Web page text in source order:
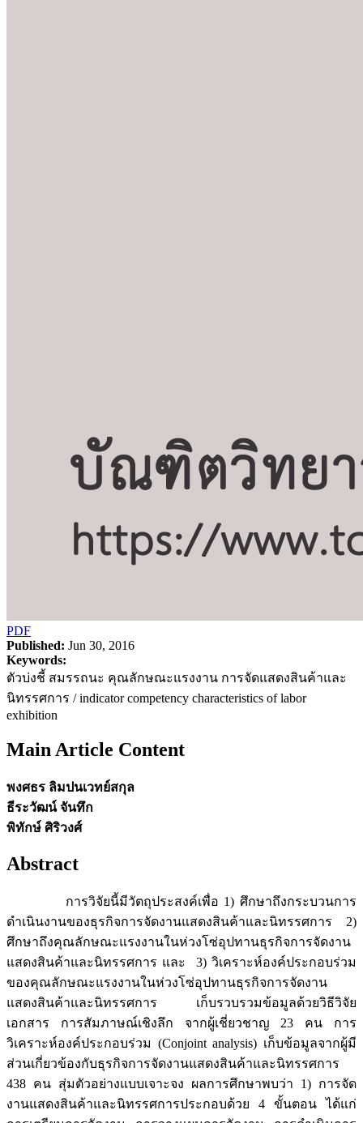
PDF
Published: Jun 30, 2016
Keywords:
ตัวบ่งชี้ สมรรถนะ คุณลักษณะแรงงาน การจัดแสดงสินค้าและ
นิทรรศการ / indicator competency characteristics of labor
exhibition
Main Article Content
พงศธร ลิมปนเวทย์สกุล
ธีระวัฒน์ จันทึก
พิทักษ์ ศิริวงศ์
Abstract
การวิจัยนี้มีวัตถุประสงค์เพื่อ 1) ศึกษาถึงกระบวนการ
ดำเนินงานของธุรกิจการจัดงานแสดงสินค้าและนิทรรศการ 2)
ศึกษาถึงคุณลักษณะแรงงานในห่วงโซ่อุปทานธุรกิจการจัดงาน
แสดงสินค้าและนิทรรศการ และ 3) วิเคราะห์องค์ประกอบร่วม
ของคุณลักษณะแรงงานในห่วงโซ่อุปทานธุรกิจการจัดงาน
แสดงสินค้าและนิทรรศการ เก็บรวบรวมข้อมูลด้วยวิธีวิจัย
เอกสาร การสัมภาษณ์เชิงลึก จากผู้เชี่ยวชาญ 23 คน การ
วิเคราะห์องค์ประกอบร่วม (Conjoint analysis) เก็บข้อมูลจากผู้มี
ส่วนเกี่ยวข้องกับธุรกิจการจัดงานแสดงสินค้าและนิทรรศการ
438 คน สุ่มตัวอย่างแบบเจาะจง ผลการศึกษาพบว่า 1) การจัด
งานแสดงสินค้าและนิทรรศการประกอบด้วย 4 ขั้นตอน ได้แก่